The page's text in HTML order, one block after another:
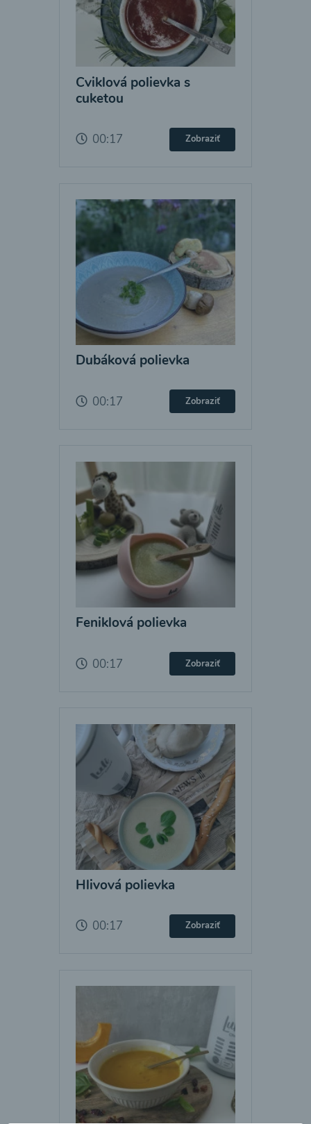
Cviklová polievka s
cuketou
00:17 Zobraziť
Dubáková polievka
00:17 Zobraziť
Feniklová polievka
00:17 Zobraziť
Hlivová polievka
00:17 Zobraziť